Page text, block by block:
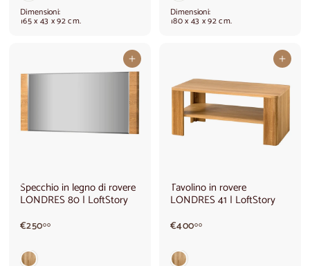
2
0
Dimensioni:
165 x 43 x 92 cm.
8
0
Dimensioni:
180 x 43 x 92 cm.
Aggiungi al carrello
Specchio in legno di rovere
LONDRES 80 | LoftStory
€25000€
Aggiungi al carrello
Tavolino in rovere
LONDRES 41 | LoftStory
€40000€